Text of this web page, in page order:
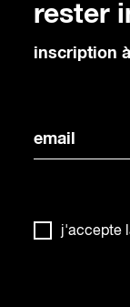
rester
inscription
j'accepte